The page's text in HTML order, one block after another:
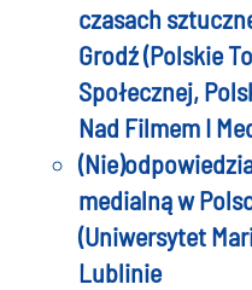
czasach
Grodź (Polskie
Społecznej,
Nad Filmem I
medialną w
(Uniwersytet
Lublinie